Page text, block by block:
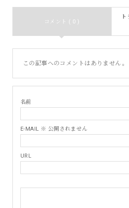
コメント ( 0 )
この記事へのコメントはありません。
名前
E-MAIL ※ 公開されません
URL